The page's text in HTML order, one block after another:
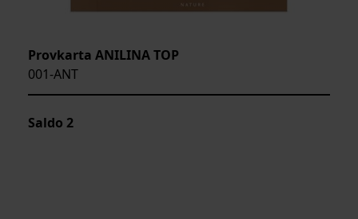
Provkarta ANILINA TOP
001-ANT
Saldo 2